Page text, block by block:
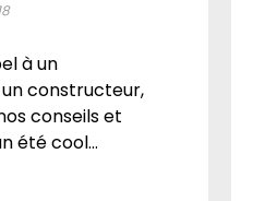
à un
constructeur,
conseils et
été cool...